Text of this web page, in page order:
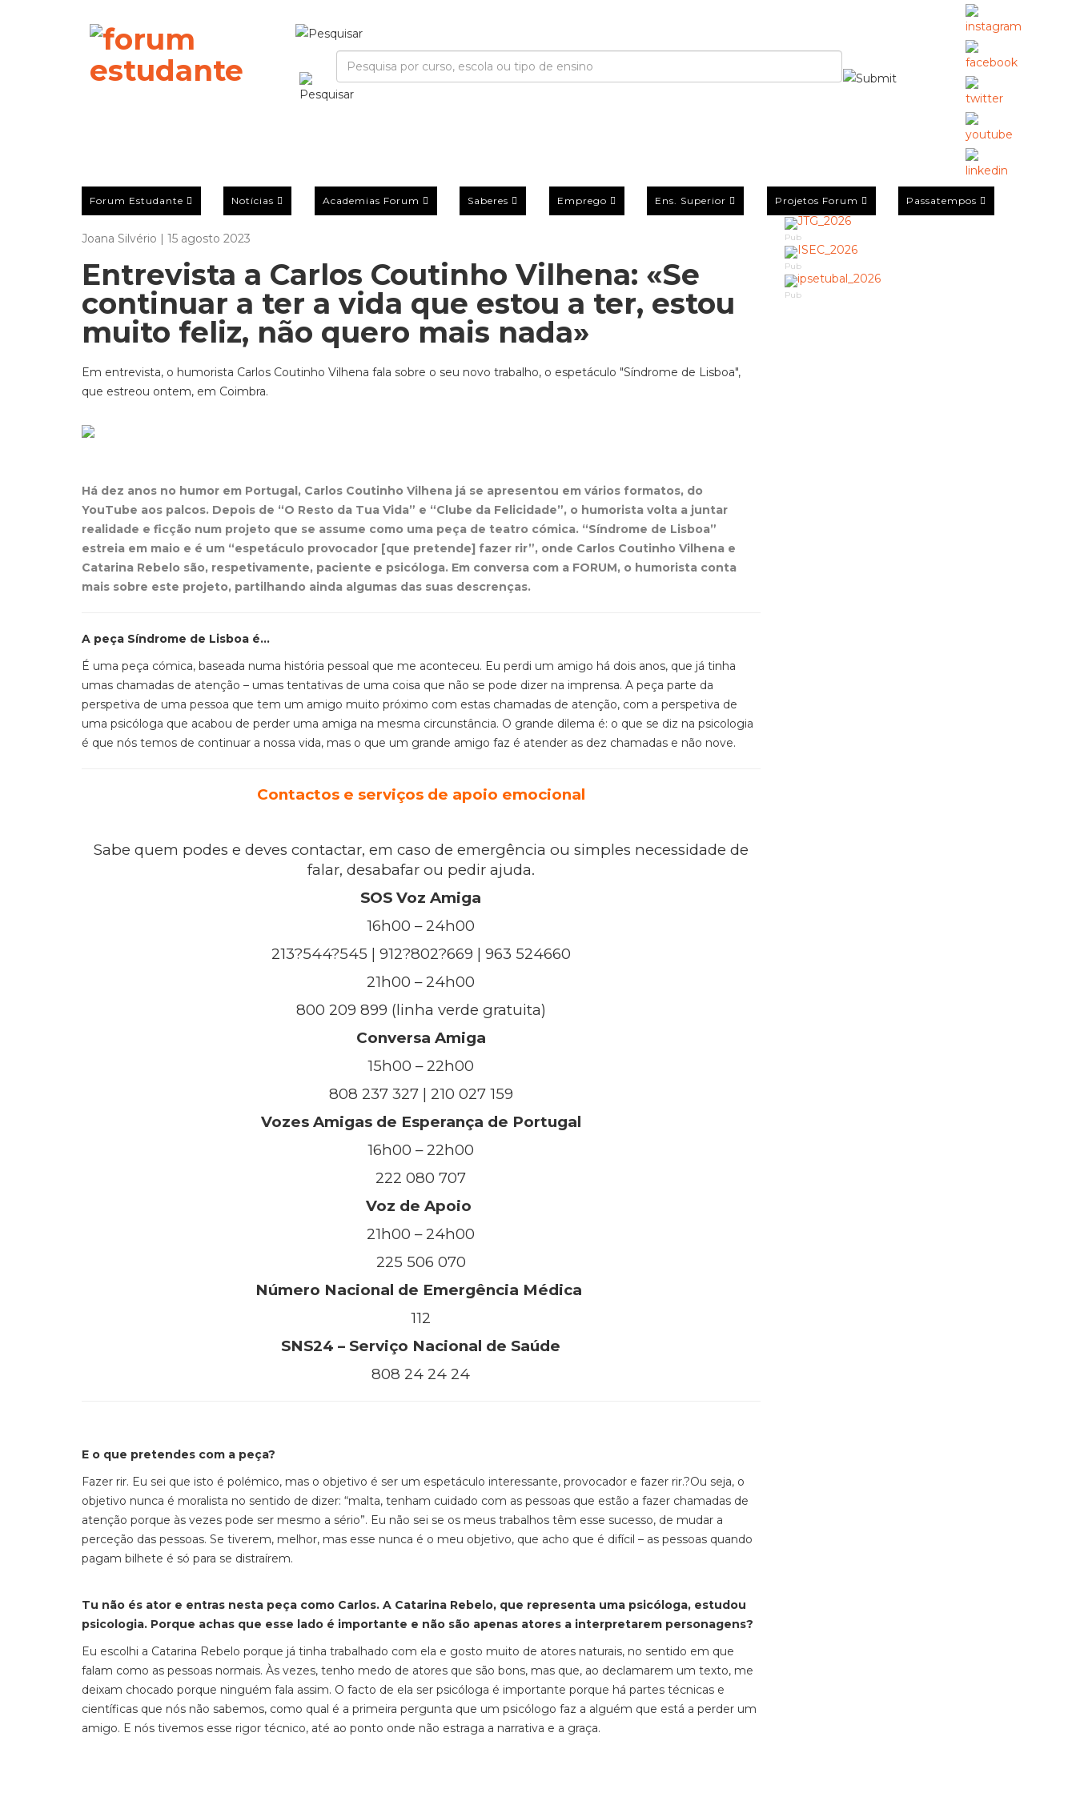
Forum Estudante Notícias Academias Forum Saberes Emprego Ens. Superior Projetos Forum Passatempos
Joana Silvério | 15 agosto 2023
Entrevista a Carlos Coutinho Vilhena: «Se
continuar a ter a vida que estou a ter, estou
muito feliz, não quero mais nada»
Em entrevista, o humorista Carlos Coutinho Vilhena fala sobre o seu novo trabalho, o espetáculo "Síndrome de Lisboa",
que estreou ontem, em Coimbra.
Há dez anos no humor em Portugal, Carlos Coutinho Vilhena já se apresentou em vários formatos, do
YouTube aos palcos. Depois de “O Resto da Tua Vida” e “Clube da Felicidade”, o humorista volta a juntar
realidade e ficção num projeto que se assume como uma peça de teatro cómica. “Síndrome de Lisboa”
estreia em maio e é um “espetáculo provocador [que pretende] fazer rir”, onde Carlos Coutinho Vilhena e
Catarina Rebelo são, respetivamente, paciente e psicóloga. Em conversa com a FORUM, o humorista conta
mais sobre este projeto, partilhando ainda algumas das suas descrenças.
A peça Síndrome de Lisboa é…
É uma peça cómica, baseada numa história pessoal que me aconteceu. Eu perdi um amigo há dois anos, que já tinha
umas chamadas de atenção – umas tentativas de uma coisa que não se pode dizer na imprensa. A peça parte da
perspetiva de uma pessoa que tem um amigo muito próximo com estas chamadas de atenção, com a perspetiva de
uma psicóloga que acabou de perder uma amiga na mesma circunstância. O grande dilema é: o que se diz na psicologia
é que nós temos de continuar a nossa vida, mas o que um grande amigo faz é atender as dez chamadas e não nove.
Contactos e serviços de apoio emocional
Sabe quem podes e deves contactar, em caso de emergência ou simples necessidade de
falar, desabafar ou pedir ajuda.
SOS Voz Amiga
16h00 – 24h00
213?544?545 | 912?802?669 | 963 524660
21h00 – 24h00
800 209 899 (linha verde gratuita)
Conversa Amiga
15h00 – 22h00
808 237 327 | 210 027 159
Vozes Amigas de Esperança de Portugal
16h00 – 22h00
222 080 707
Voz de Apoio
21h00 – 24h00
225 506 070
Número Nacional de Emergência Médica
112
SNS24 – Serviço Nacional de Saúde
808 24 24 24
E o que pretendes com a peça?
Fazer rir. Eu sei que isto é polémico, mas o objetivo é ser um espetáculo interessante, provocador e fazer rir.?Ou seja, o
objetivo nunca é moralista no sentido de dizer: “malta, tenham cuidado com as pessoas que estão a fazer chamadas de
atenção porque às vezes pode ser mesmo a sério”. Eu não sei se os meus trabalhos têm esse sucesso, de mudar a
perceção das pessoas. Se tiverem, melhor, mas esse nunca é o meu objetivo, que acho que é difícil – as pessoas quando
pagam bilhete é só para se distraírem.
Tu não és ator e entras nesta peça como Carlos. A Catarina Rebelo, que representa uma psicóloga, estudou
psicologia. Porque achas que esse lado é importante e não são apenas atores a interpretarem personagens?
Eu escolhi a Catarina Rebelo porque já tinha trabalhado com ela e gosto muito de atores naturais, no sentido em que
falam como as pessoas normais. Às vezes, tenho medo de atores que são bons, mas que, ao declamarem um texto, me
deixam chocado porque ninguém fala assim. O facto de ela ser psicóloga é importante porque há partes técnicas e
científicas que nós não sabemos, como qual é a primeira pergunta que um psicólogo faz a alguém que está a perder um
amigo. E nós tivemos esse rigor técnico, até ao ponto onde não estraga a narrativa e a graça.
Pub
Pub
Pub